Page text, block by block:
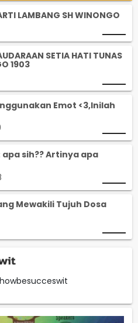
LAMBANG SH WINONGO
SETIA HATI TUNAS
1903
Emot <3,Inilah
apa sih?? Artinya apa
Mewakili Tujuh Dosa